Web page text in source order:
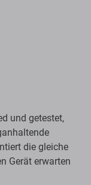
und getestet,
die gleiche
Gerät erwarten